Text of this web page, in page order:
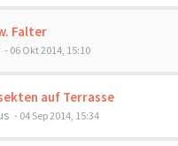
Falter
- 06 Okt 2014, 15:10
auf Terrasse
- 04 Sep 2014, 15:34